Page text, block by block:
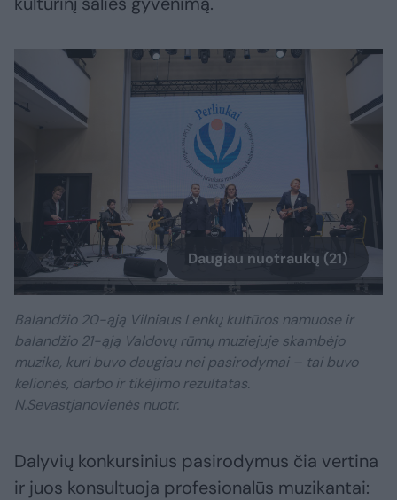
Daugiau nuotraukų (21)
Balandžio 20-ąją Vilniaus Lenkų kultūros namuose ir
balandžio 21-ąją Valdovų rūmų muziejuje skambėjo
muzika, kuri buvo daugiau nei pasirodymai – tai buvo
kelionės, darbo ir tikėjimo rezultatas.
N.Sevastjanovienės nuotr.
Dalyvių konkursinius pasirodymus čia vertina
ir juos konsultuoja profesionalūs muzikantai: